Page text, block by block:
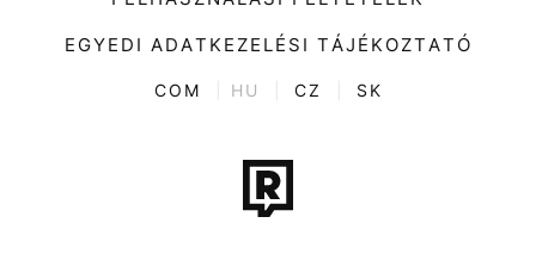
Kultúra
ENTR
Tech-Tudomány
Sport
EGYEDI ADATKEZELÉSI TÁJÉKOZTATÓ
COM HU CZ SK